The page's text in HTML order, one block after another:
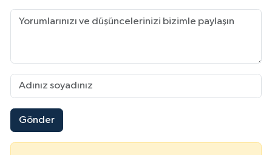
Gönder